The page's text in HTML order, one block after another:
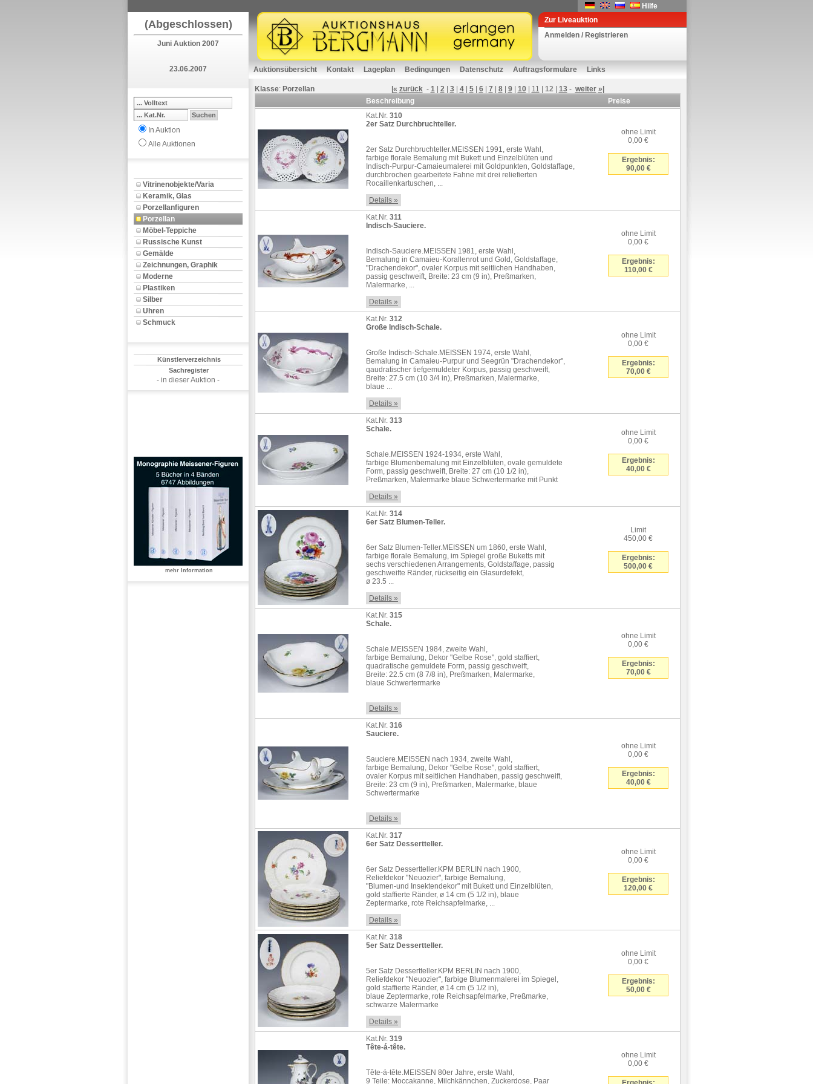
Hilfe
(Abgeschlossen)
Juni Auktion 2007
23.06.2007
In Auktion
Alle Auktionen
Vitrinenobjekte/Varia
Keramik, Glas
Porzellanfiguren
Porzellan
Möbel-Teppiche
Russische Kunst
Gemälde
Zeichnungen, Graphik
Moderne
Plastiken
Silber
Uhren
Schmuck
Künstlerverzeichnis
Sachregister
- in dieser Auktion -
mehr Information
Zur Liveauktion
Anmelden / Registrieren
Auktionsübersicht Kontakt Lageplan Bedingungen Datenschutz Auftragsformulare Links
Klasse: Porzellan |« zurück- 1| 2| 3| 4| 5| 6| 7 8| 9| 10| 11 12 13- weiter »|
Beschreibung
Preise
Kat.Nr. 310
2er Satz Durchbruchteller.
2er Satz Durchbruchteller.MEISSEN 1991, erste Wahl,
farbige florale Bemalung mit Bukett und Einzelblüten und
Indisch-Purpur-Camaieumalerei mit Goldpunkten, Goldstaffage,
durchbrochen gearbeitete Fahne mit drei reliefierten
Rocaillenkartuschen, ...
Details »
ohne Limit
0,00 €
Ergebnis:
90,00 €
Kat.Nr. 311
Indisch-Sauciere.
Indisch-Sauciere.MEISSEN 1981, erste Wahl,
Bemalung in Camaieu-Korallenrot und Gold, Goldstaffage,
"Drachendekor", ovaler Korpus mit seitlichen Handhaben,
passig geschweift, Breite: 23 cm (9 in), Preßmarken,
Malermarke, ...
Details »
ohne Limit
0,00 €
Ergebnis:
110,00 €
Kat.Nr. 312
Große Indisch-Schale.
Große Indisch-Schale.MEISSEN 1974, erste Wahl,
Bemalung in Camaieu-Purpur und Seegrün "Drachendekor",
qaudratischer tiefgemuldeter Korpus, passig geschweift,
Breite: 27.5 cm (10 3/4 in), Preßmarken, Malermarke,
blaue ...
Details »
ohne Limit
0,00 €
Ergebnis:
70,00 €
Kat.Nr. 313
Schale.
Schale.MEISSEN 1924-1934, erste Wahl,
farbige Blumenbemalung mit Einzelblüten, ovale gemuldete
Form, passig geschweift, Breite: 27 cm (10 1/2 in),
Preßmarken, Malermarke blaue Schwertermarke mit Punkt
Details »
ohne Limit
0,00 €
Ergebnis:
40,00 €
Kat.Nr. 314
6er Satz Blumen-Teller.
6er Satz Blumen-Teller.MEISSEN um 1860, erste Wahl,
farbige florale Bemalung, im Spiegel große Buketts mit
sechs verschiedenen Arrangements, Goldstaffage, passig
geschweifte Ränder, rückseitig ein Glasurdefekt,
ø 23.5 ...
Details »
Limit
450,00 €
Ergebnis:
500,00 €
Kat.Nr. 315
Schale.
Schale.MEISSEN 1984, zweite Wahl,
farbige Bemalung, Dekor "Gelbe Rose", gold staffiert,
quadratische gemuldete Form, passig geschweift,
Breite: 22.5 cm (8 7/8 in), Preßmarken, Malermarke,
blaue Schwertermarke
Details »
ohne Limit
0,00 €
Ergebnis:
70,00 €
Kat.Nr. 316
Sauciere.
Sauciere.MEISSEN nach 1934, zweite Wahl,
farbige Bemalung, Dekor "Gelbe Rose", gold staffiert,
ovaler Korpus mit seitlichen Handhaben, passig geschweift,
Breite: 23 cm (9 in), Preßmarken, Malermarke, blaue
Schwertermarke
Details »
ohne Limit
0,00 €
Ergebnis:
40,00 €
Kat.Nr. 317
6er Satz Dessertteller.
6er Satz Dessertteller.KPM BERLIN nach 1900,
Reliefdekor "Neuozier", farbige Bemalung,
"Blumen-und Insektendekor" mit Bukett und Einzelblüten,
gold staffierte Ränder, ø 14 cm (5 1/2 in), blaue
Zeptermarke, rote Reichsapfelmarke, ...
Details »
ohne Limit
0,00 €
Ergebnis:
120,00 €
Kat.Nr. 318
5er Satz Dessertteller.
5er Satz Dessertteller.KPM BERLIN nach 1900,
Reliefdekor "Neuozier", farbige Blumenmalerei im Spiegel,
gold staffierte Ränder, ø 14 cm (5 1/2 in),
blaue Zeptermarke, rote Reichsapfelmarke, Preßmarke,
schwarze Malermarke
Details »
ohne Limit
0,00 €
Ergebnis:
50,00 €
Kat.Nr. 319
Tête-á-tête.
Tête-á-tête.MEISSEN 80er Jahre, erste Wahl,
9 Teile: Moccakanne, Milchkännchen, Zuckerdose, Paar
ohne Limit
0,00 €